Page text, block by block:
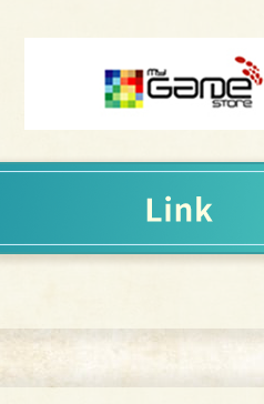
Steam：